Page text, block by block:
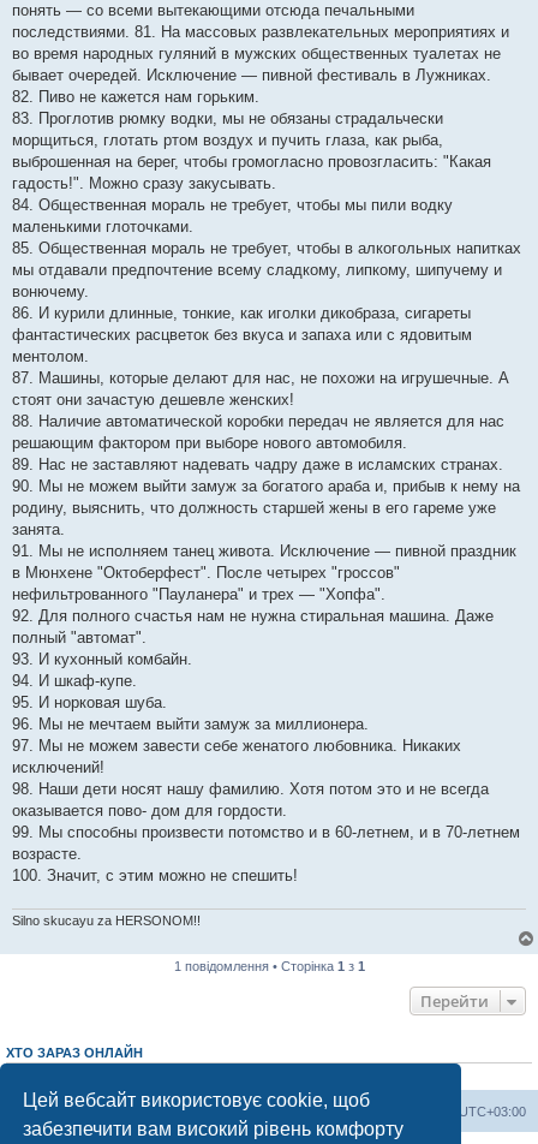
Цей вебсайт використовує cookie, щоб
забезпечити вам високий рівень комфорту
понять — со всеми вытекающими отсюда печальными
последствиями. 81. На массовых развлекательных мероприятиях и
во время народных гуляний в мужских общественных туалетах не
бывает очередей. Исключение — пивной фестиваль в Лужниках.
82. Пиво не кажется нам горьким.
83. Проглотив рюмку водки, мы не обязаны страдальчески
морщиться, глотать ртом воздух и пучить глаза, как рыба,
выброшенная на берег, чтобы громогласно провозгласить: "Какая
гадость!". Можно сразу закусывать.
84. Общественная мораль не требует, чтобы мы пили водку
маленькими глоточками.
85. Общественная мораль не требует, чтобы в алкогольных напитках
мы отдавали предпочтение всему сладкому, липкому, шипучему и
вонючему.
86. И курили длинные, тонкие, как иголки дикобраза, сигареты
фантастических расцветок без вкуса и запаха или с ядовитым
ментолом.
87. Машины, которые делают для нас, не похожи на игрушечные. А
стоят они зачастую дешевле женских!
88. Наличие автоматической коробки передач не является для нас
решающим фактором при выборе нового автомобиля.
89. Нас не заставляют надевать чадру даже в исламских странах.
90. Мы не можем выйти замуж за богатого араба и, прибыв к нему на
родину, выяснить, что должность старшей жены в его гареме уже
занята.
91. Мы не исполняем танец живота. Исключение — пивной праздник
в Мюнхене "Октоберфест". После четырех "гроссов"
нефильтрованного "Пауланера" и трех — "Хопфа".
92. Для полного счастья нам не нужна стиральная машина. Даже
полный "автомат".
93. И кухонный комбайн.
94. И шкаф-купе.
95. И норковая шуба.
96. Мы не мечтаем выйти замуж за миллионера.
97. Мы не можем завести себе женатого любовника. Никаких
исключений!
98. Наши дети носят нашу фамилию. Хотя потом это и не всегда
оказывается пово- дом для гордости.
99. Мы способны произвести потомство и в 60-летнем, и в 70-летнем
возрасте.
100. Значит, с этим можно не спешить!
Silno skucayu za HERSONOM!!
1 повідомлення • Сторінка 1 з 1
Перейти
ХТО ЗАРАЗ ОНЛАЙН
Херсонський форум UTC+03:00
Команда